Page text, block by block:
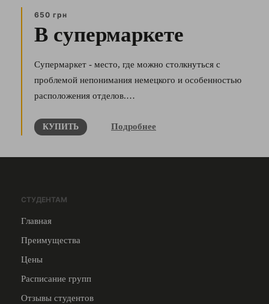
650 грн
В супермаркете
Супермаркет - место, где можно столкнуться с
проблемой непонимания немецкого и особенностью
расположения отделов.…
КУПИТЬ Подробнее
СТУДЕНТАМ
Главная
Преимущества
Цены
Расписание групп
Отзывы студентов